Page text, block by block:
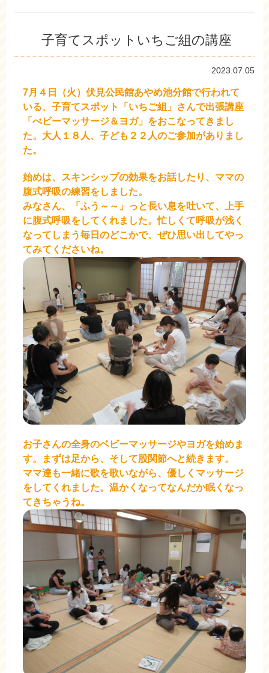
子育てスポットいちご組の講座
2023.07.05
7月４日（火）伏見公民館あやめ池分館で行われて
いる、子育てスポット「いちご組」さんで出張講座
「べビーマッサージ＆ヨガ」をおこなってきまし
た。 大人１８人、子ども２２人のご参加がありまし
た。
始めは、スキンシップの効果をお話したり、ママの
腹式呼吸の練習をしました。
みなさん、「ふう～～」っと長い息を吐いて、上手
に腹式呼吸をしてくれました。忙しくて呼吸が浅く
なってしまう毎日のどこかで、 ぜひ思い出してやっ
てみてくださいね。
お子さんの全身のベビーマッサージやヨガを始めま
す。まずは足から、そして股関節へと続きます。
ママ達も一緒に歌を歌いながら、優しくマッサージ
をしてくれました。温かくなってなんだか眠くなっ
てきちゃうね。